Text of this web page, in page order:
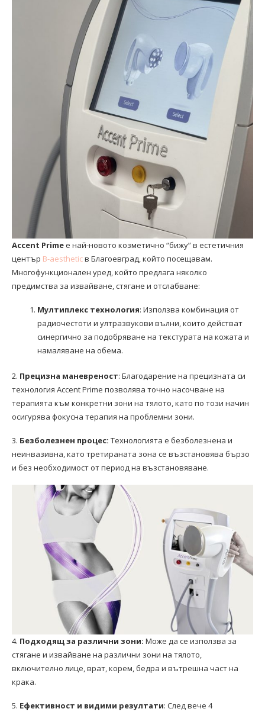
Accent Primeе най-новото козметично “бижу” в естетичния
център B-aestheticв Благоевград, който посещавам.
Многофункционален уред, който предлага няколко
предимства за извайване, стягане и отслабване:
Мултиплекс технология: Използва комбинация от
радиочестоти и ултразвукови вълни, които действат
синергично за подобряване на текстурата на кожата и
намаляване на обема.
2. Прецизна маневреност: Благодарение на прецизната си
технология Accent Prime позволява точно насочване на
терапията към конкретни зони на тялото, като по този начин
осигурява фокусна терапия на проблемни зони.
3. Безболезнен процес: Технологията е безболезнена и
неинвазивна, като третираната зона се възстановява бързо
и без необходимост от период на възстановяване.
4. Подходящ за различни зони: Може да се използва за
стягане и извайване на различни зони на тялото,
включително лице, врат, корем, бедра и вътрешна част на
крака.
5. Ефективност и видими резултати: След вече 4